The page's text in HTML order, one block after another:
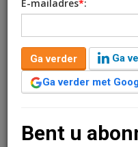
met 900
Redactie 7 mei
Padelcentrum Xnrgy
een uitbreiding van 900
E-mailadres*:
Ga verder
Ga
Ga verder met
Bent u